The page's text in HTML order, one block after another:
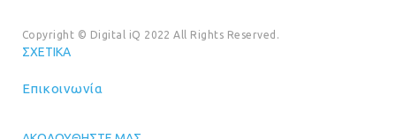
Copyright © Digital iQ 2022 All Rights Reserved.
ΣΧΕΤΙΚΆ
Επικοινωνία